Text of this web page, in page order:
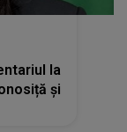
la
și